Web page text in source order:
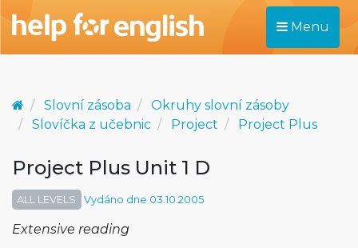
Menu
Slovní zásoba
Okruhy slovní zásoby
Slovíčka z učebnic
Project Project Plus
Project Plus Unit 1 D
ALL LEVELS Vydáno dne 03.10.2005
Extensive reading